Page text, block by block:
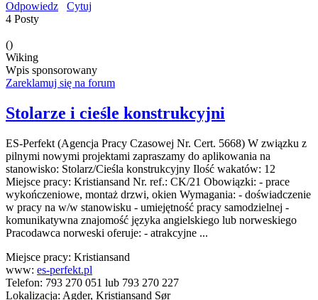
Odpowiedz
Cytuj
4 Posty
()
Wiking
Wpis sponsorowany
Zareklamuj się na forum
Stolarze i cieśle konstrukcyjni
ES-Perfekt (Agencja Pracy Czasowej Nr. Cert. 5668) W związku z
pilnymi nowymi projektami zapraszamy do aplikowania na
stanowisko: Stolarz/Cieśla konstrukcyjny Ilość wakatów: 12
Miejsce pracy: Kristiansand Nr. ref.: CK/21 Obowiązki: - prace
wykończeniowe, montaż drzwi, okien Wymagania: - doświadczenie
w pracy na w/w stanowisku - umiejętność pracy samodzielnej -
komunikatywna znajomość języka angielskiego lub norweskiego
Pracodawca norweski oferuje: - atrakcyjne ...
Miejsce pracy: Kristiansand
www: es-perfekt.pl
Telefon: 793 270 051 lub 793 270 227
Lokalizacja: Agder, Kristiansand Sør